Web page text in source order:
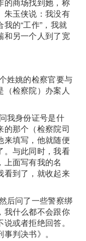
朱玉侠说：我没有
的“工作”，我就
和另一个人到了宽
姓姚的检察官要与
（检察院）办案人
我身份证号是什
的那个（检察院司
来填写，他就随便
。与此同时，我看
上面写有我的名
看到了，就收起来
后问了一些警察绑
我什么都不会跟你
或者拒绝回答。
判决书》。